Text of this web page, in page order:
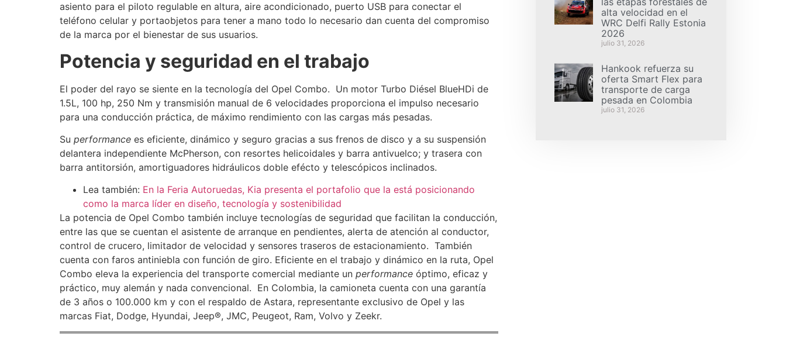
asiento para el piloto regulable en altura, aire acondicionado, puerto USB para conectar el
teléfono celular y portaobjetos para tener a mano todo lo necesario dan cuenta del compromiso
de la marca por el bienestar de sus usuarios.
Potencia y seguridad en el trabajo
El poder del rayo se siente en la tecnología del Opel Combo. Un motor Turbo Diésel BlueHDi de
1.5L, 100 hp, 250 Nm y transmisión manual de 6 velocidades proporciona el impulso necesario
para una conducción práctica, de máximo rendimiento con las cargas más pesadas.
Su performance es eficiente, dinámico y seguro gracias a sus frenos de disco y a su suspensión
delantera independiente McPherson, con resortes helicoidales y barra antivuelco; y trasera con
barra antitorsión, amortiguadores hidráulicos doble efécto y telescópicos inclinados.
Lea también: En la Feria Autoruedas, Kia presenta el portafolio que la está posicionando
como la marca líder en diseño, tecnología y sostenibilidad
La potencia de Opel Combo también incluye tecnologías de seguridad que facilitan la conducción,
entre las que se cuentan el asistente de arranque en pendientes, alerta de atención al conductor,
control de crucero, limitador de velocidad y sensores traseros de estacionamiento. También
cuenta con faros antiniebla con función de giro. Eficiente en el trabajo y dinámico en la ruta, Opel
Combo eleva la experiencia del transporte comercial mediante un performance óptimo, eficaz y
práctico, muy alemán y nada convencional. En Colombia, la camioneta cuenta con una garantía
de 3 años o 100.000 km y con el respaldo de Astara, representante exclusivo de Opel y las
marcas Fiat, Dodge, Hyundai, Jeep®, JMC, Peugeot, Ram, Volvo y Zeekr.
alta velocidad en el
WRC Delfi Rally Estonia
2026
julio 31, 2026
Hankook refuerza su
oferta Smart Flex para
transporte de carga
pesada en Colombia
julio 31, 2026